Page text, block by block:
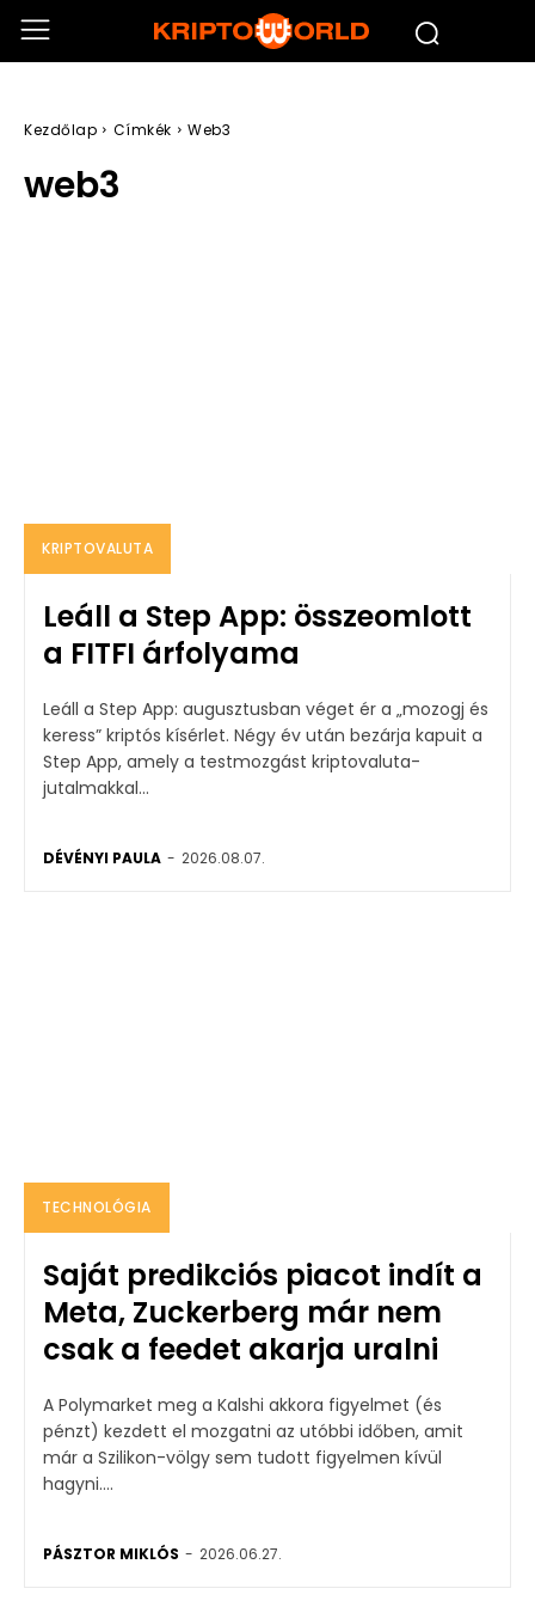
Kezdőlap Címkék Web3
web3
KRIPTOVALUTA
Leáll a Step App: összeomlott
a FITFI árfolyama
Leáll a Step App: augusztusban véget ér a „mozogj és
keress” kriptós kísérlet. Négy év után bezárja kapuit a
Step App, amely a testmozgást kriptovaluta-
jutalmakkal...
DÉVÉNYI PAULA - 2026.08.07.
TECHNOLÓGIA
Saját predikciós piacot indít a
Meta, Zuckerberg már nem
csak a feedet akarja uralni
A Polymarket meg a Kalshi akkora figyelmet (és
pénzt) kezdett el mozgatni az utóbbi időben, amit
már a Szilikon-völgy sem tudott figyelmen kívül
hagyni....
PÁSZTOR MIKLÓS - 2026.06.27.